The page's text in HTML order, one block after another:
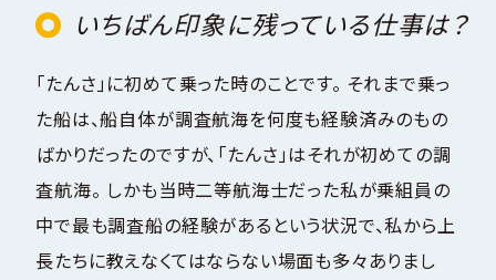
いちばん印象に残っている仕事は？
「たんさ」に初めて乗った時のことです。 それまで乗っ
た船は、船自体が調査航海を何度も経験済みのもの
ばかりだったのですが、「たんさ」はそれが初めての調
査航海。 しかも当時二等航海士だった私が乗組員の
中で最も調査船の経験があるという状況で、私から上
長たちに教えなくてはならない場面も多々ありまし